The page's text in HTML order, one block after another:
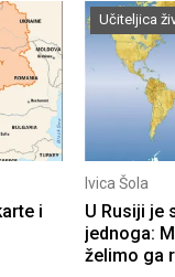
i
Učiteljica
Ivica Šola
U Rusiji je
jednoga:
želimo ga